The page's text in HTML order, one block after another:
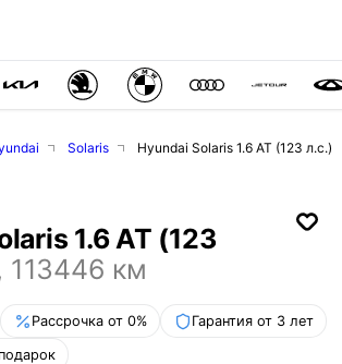
Solaris Hyundai Solaris 1.6 AT (123 л.с.)
1.6 AT (123
113446 км
Рассрочка от 0% Гарантия от 3 лет